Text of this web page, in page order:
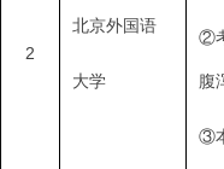
2
北京外国语
大学
②
腹
③